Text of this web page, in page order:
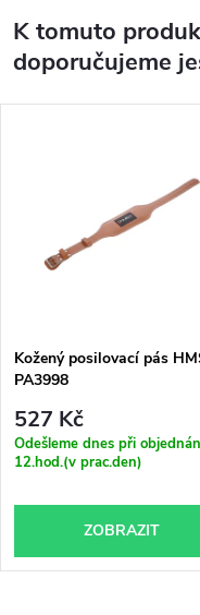
K tomuto
doporučujeme
Kožený posilovací pás
PA3998
527 Kč
Odešleme dnes při
12.hod.(v prac.den)
ZOBRAZIT